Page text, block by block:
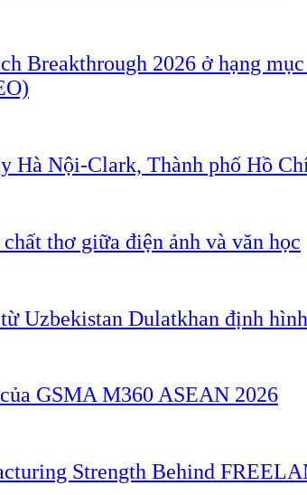
Breakthrough 2026 ở hạng
Hà Nội-Clark, Thành phố Hồ
thơ giữa điện ảnh và văn học
Uzbekistan Dulatkhan định
GSMA M360 ASEAN 2026
Strength Behind